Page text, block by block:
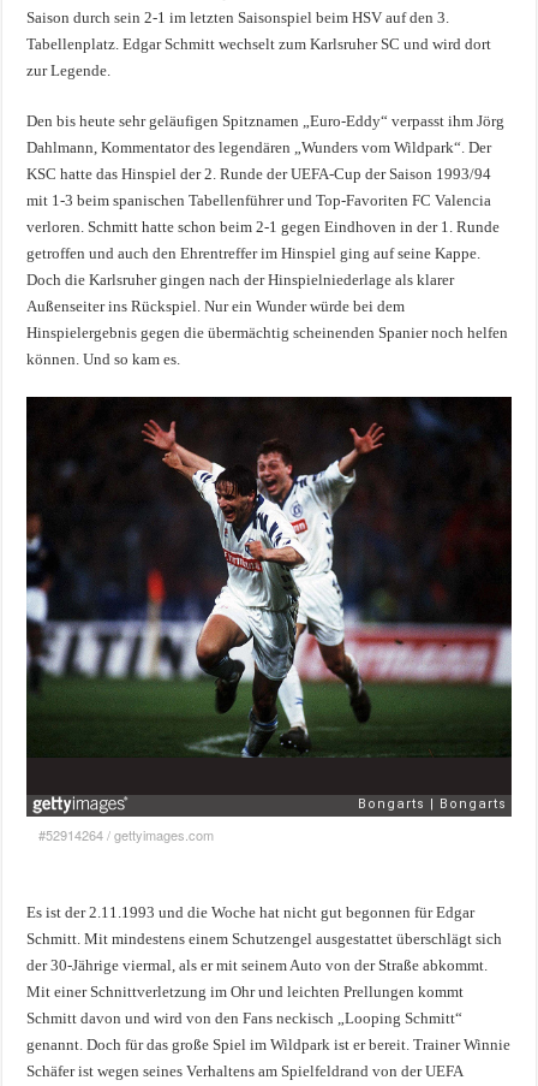
Saison durch sein 2-1 im letzten Saisonspiel beim HSV auf den 3.
Tabellenplatz. Edgar Schmitt wechselt zum Karlsruher SC und wird dort
zur Legende.
Den bis heute sehr geläufigen Spitznamen „Euro-Eddy“ verpasst ihm Jörg
Dahlmann, Kommentator des legendären „Wunders vom Wildpark“. Der
KSC hatte das Hinspiel der 2. Runde der UEFA-Cup der Saison 1993/94
mit 1-3 beim spanischen Tabellenführer und Top-Favoriten FC Valencia
verloren. Schmitt hatte schon beim 2-1 gegen Eindhoven in der 1. Runde
getroffen und auch den Ehrentreffer im Hinspiel ging auf seine Kappe.
Doch die Karlsruher gingen nach der Hinspielniederlage als klarer
Außenseiter ins Rückspiel. Nur ein Wunder würde bei dem
Hinspielergebnis gegen die übermächtig scheinenden Spanier noch helfen
können. Und so kam es.
#52914264/gettyimages.com
Es ist der 2.11.1993 und die Woche hat nicht gut begonnen für Edgar
Schmitt. Mit mindestens einem Schutzengel ausgestattet überschlägt sich
der 30-Jährige viermal, als er mit seinem Auto von der Straße abkommt.
Mit einer Schnittverletzung im Ohr und leichten Prellungen kommt
Schmitt davon und wird von den Fans neckisch „Looping Schmitt“
genannt. Doch für das große Spiel im Wildpark ist er bereit. Trainer Winnie
Schäfer ist wegen seines Verhaltens am Spielfeldrand von der UEFA